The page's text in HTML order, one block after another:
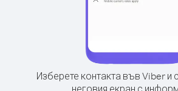
Изберете контакта във Viber и
неговия екран с